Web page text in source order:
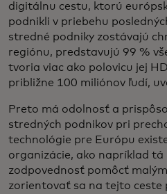
digitálnu cestu, ktorú
podnikli v priebehu
stredné podniky zostávajú
regiónu, predstavujú 99 %
tvoria viac ako polovicu jej
približne 100 miliónov ľudí,
Preto má odolnosť a
stredných podnikov pri
technológie pre Európu
organizácie, ako napríklad tá
zodpovednosť pomôcť
zorientovať sa na tejto ceste